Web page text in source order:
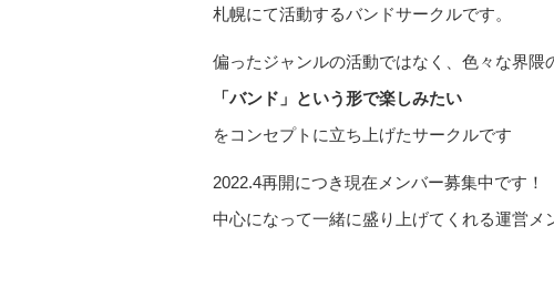
札幌にて活動するバンドサークルです。
偏ったジャンルの活動ではなく、色々な界隈
「バンド」という形で楽しみたい
をコンセプトに立ち上げたサークルです
2022.4再開につき現在メンバー募集中です！
中心になって一緒に盛り上げてくれる運営メ